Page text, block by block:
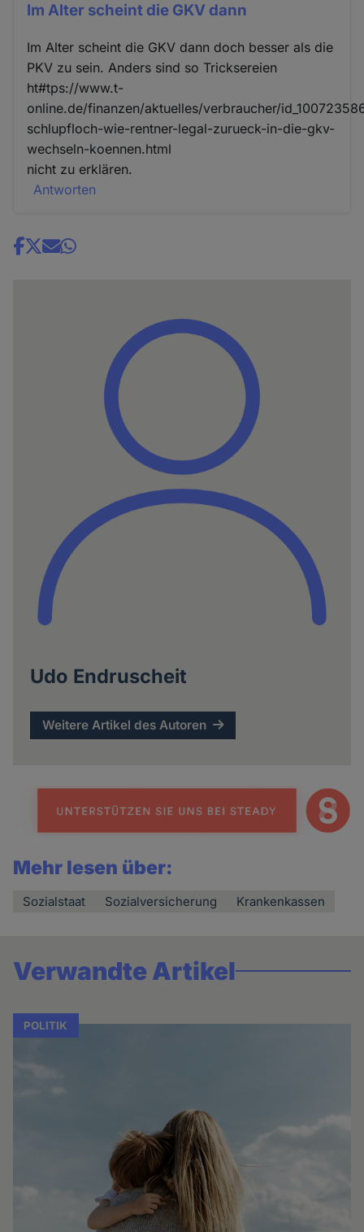
Im Alter scheint die GKV dann
Im Alter scheint die GKV dann doch besser als die
PKV zu sein. Anders sind so Tricksereien
ht#tps://www.t-
online.de/finanzen/aktuelles/verbraucher/
schlupfloch-wie-rentner-legal-zurueck-in-die-gkv-
wechseln-koennen.html
nicht zu erklären.
Antworten
Share
Udo Endruscheit
Weitere Artikel des Autoren
Mehr lesen über:
Sozialstaat Sozialversicherung Krankenkassen
Verwandte Artikel
POLITIK